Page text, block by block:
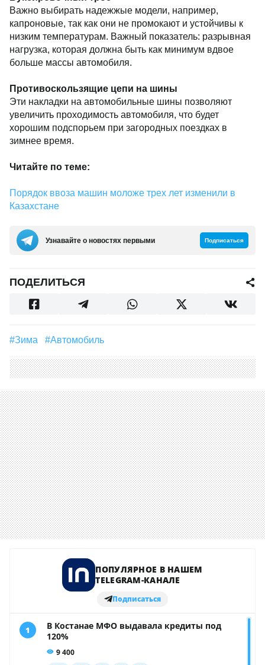
Важно выбирать надежжые модели, например,
капроновые, так как они не промокают и устойчивы к
низким температурам. Важный показатель: разрывная
нагрузка, которая должна быть как минимум вдвое
больше массы автомобиля.
Противоскользящие цепи на шины
Эти накладки на автомобильные шины позволяют
увеличить проходимость автомобиля, что будет
хорошим подспорьем при загородных поездках в
зимнее время.
Читайте по теме:
Порядок ввоза машин моложе трех лет изменили в
Казахстане
Узнавайте о новостях первыми Подписаться
ПОДЕЛИТЬСЯ
#зима #Автомобиль